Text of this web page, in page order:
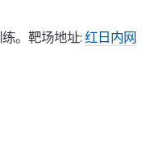
。靶场地址: 红日内网